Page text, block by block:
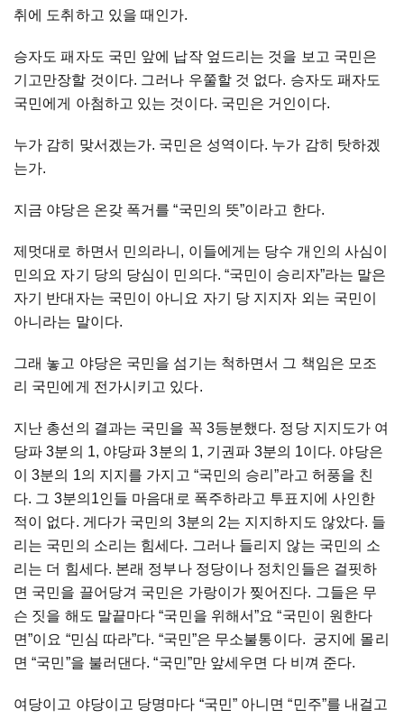
취에 도취하고 있을 때인가.
승자도 패자도 국민 앞에 납작 엎드리는 것을 보고 국민은
기고만장할 것이다. 그러나 우쭐할 것 없다. 승자도 패자도
국민에게 아첨하고 있는 것이다. 국민은 거인이다.
누가 감히 맞서겠는가. 국민은 성역이다. 누가 감히 탓하겠
는가.
지금 야당은 온갖 폭거를 “국민의 뜻”이라고 한다.
제멋대로 하면서 민의라니, 이들에게는 당수 개인의 사심이
민의요 자기 당의 당심이 민의다. “국민이 승리자”라는 말은
자기 반대자는 국민이 아니요 자기 당 지지자 외는 국민이
아니라는 말이다.
그래 놓고 야당은 국민을 섬기는 척하면서 그 책임은 모조
리 국민에게 전가시키고 있다.
지난 총선의 결과는 국민을 꼭 3등분했다. 정당 지지도가 여
당파 3분의 1, 야당파 3분의 1, 기권파 3분의 1이다. 야당은
이 3분의 1의 지지를 가지고 “국민의 승리”라고 허풍을 친
다. 그 3분의1인들 마음대로 폭주하라고 투표지에 사인한
적이 없다. 게다가 국민의 3분의 2는 지지하지도 않았다. 들
리는 국민의 소리는 힘세다. 그러나 들리지 않는 국민의 소
리는 더 힘세다. 본래 정부나 정당이나 정치인들은 걸핏하
면 국민을 끌어당겨 국민은 가랑이가 찢어진다. 그들은 무
슨 짓을 해도 말끝마다 “국민을 위해서”요 “국민이 원한다
면”이요 “민심 따라”다. “국민”은 무소불통이다. 궁지에 몰리
면 “국민”을 불러댄다. “국민”만 앞세우면 다 비껴 준다.
여당이고 야당이고 당명마다 “국민” 아니면 “민주”를 내걸고